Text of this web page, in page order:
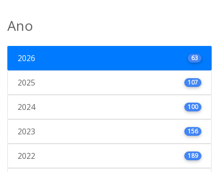
Ano
2026 63
2025 107
2024 100
2023 156
2022 189